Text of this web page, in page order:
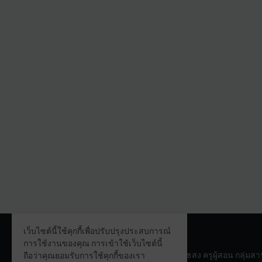
ABOUT ME
นายธีรภัทร์ ภายไธสง ครูผู้สอน กลุ่มส
เว็บไซต์นี้ใช้คุกกี้เพื่อปรับปรุงประสบการณ์
การใช้งานของคุณ การเข้าใช้เว็บไซต์นี้
ถือว่าคุณยอมรับการใช้คุกกี้ของเรา